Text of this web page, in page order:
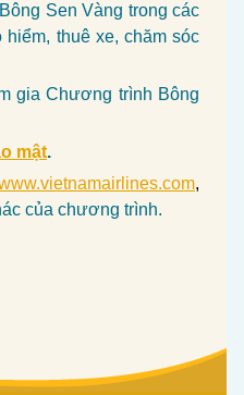
Sen Vàng trong các
thuê xe, chăm sóc
gia Chương trình Bông
mật.
,
của chương trình.